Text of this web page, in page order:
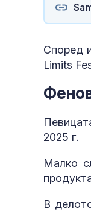
Според
Limits
2025 г.
Малко
В